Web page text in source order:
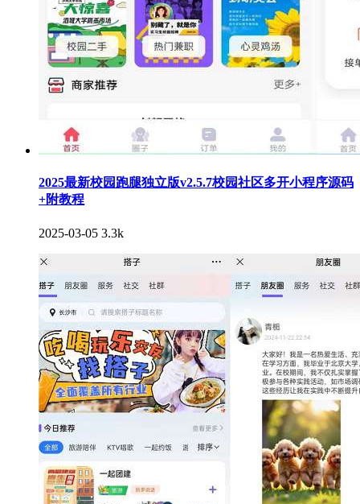
2025最新校园跑腿独立版v2.5.7校园社区多开小程序源码
+附教程
2025-03-05 3.3k